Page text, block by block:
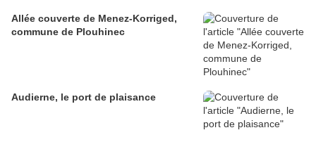
Allée couverte de Menez-Korriged,
commune de Plouhinec
Audierne, le port de plaisance